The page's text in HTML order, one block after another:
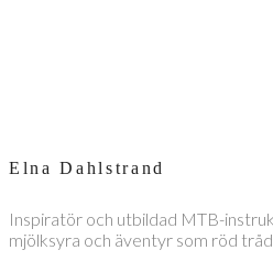
Elna Dahlstrand
Inspiratör och utbildad MTB-
mjölksyra och äventyr som röd